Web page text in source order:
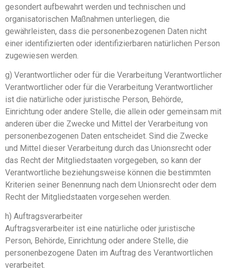
gesondert aufbewahrt werden und technischen und
organisatorischen Maßnahmen unterliegen, die
gewährleisten, dass die personenbezogenen Daten nicht
einer identifizierten oder identifizierbaren natürlichen Person
zugewiesen werden.
g) Verantwortlicher oder für die Verarbeitung Verantwortlicher
Verantwortlicher oder für die Verarbeitung Verantwortlicher
ist die natürliche oder juristische Person, Behörde,
Einrichtung oder andere Stelle, die allein oder gemeinsam mit
anderen über die Zwecke und Mittel der Verarbeitung von
personenbezogenen Daten entscheidet. Sind die Zwecke
und Mittel dieser Verarbeitung durch das Unionsrecht oder
das Recht der Mitgliedstaaten vorgegeben, so kann der
Verantwortliche beziehungsweise können die bestimmten
Kriterien seiner Benennung nach dem Unionsrecht oder dem
Recht der Mitgliedstaaten vorgesehen werden.
h) Auftragsverarbeiter
Auftragsverarbeiter ist eine natürliche oder juristische
Person, Behörde, Einrichtung oder andere Stelle, die
personenbezogene Daten im Auftrag des Verantwortlichen
verarbeitet.